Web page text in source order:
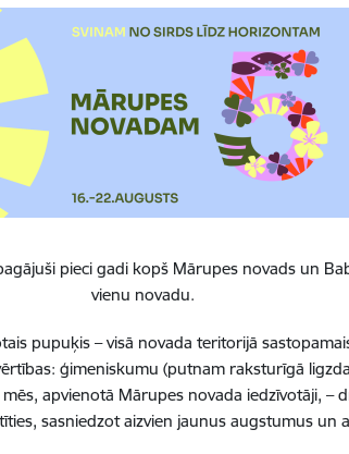
pieci gadi kopš Mārupes novads un
vienu novadu.
pupuķis – visā novada teritorijā
ģimeniskumu (putnam raksturīgā
apvienotā Mārupes novada iedzīvotāji, –
sasniedzot aizvien jaunus augstumus un
mobilitāte"
testēšana Lapsu
Statuss:Īstenošanā
21.01.2026. ERAF
laikā izmantots
īstenošanu reģionā
Reģionāla
Statuss:Īstenošanā
21.01.2026. AF